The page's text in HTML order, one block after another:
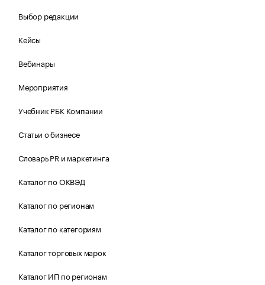
Выбор редакции
Кейсы
Вебинары
Мероприятия
Учебник РБК Компании
Статьи о бизнесе
Словарь PR и маркетинга
Каталог по ОКВЭД
Каталог по регионам
Каталог по категориям
Каталог торговых марок
Каталог ИП по регионам